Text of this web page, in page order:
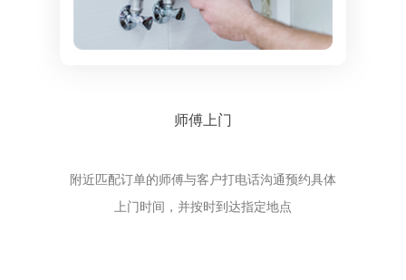
师傅上门
附近匹配订单的师傅与客户打电话沟通预约具体
上门时间，并按时到达指定地点